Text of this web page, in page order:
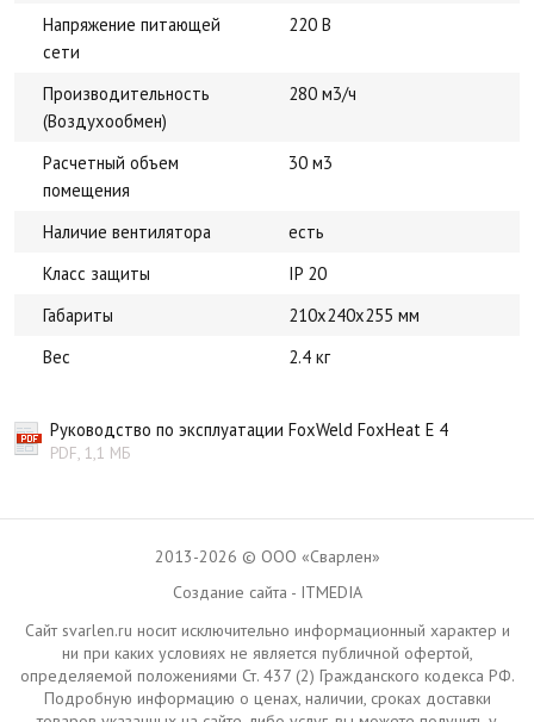
Напряжение питающей
сети
220 В
Производительность
(Воздухообмен)
280 м3/ч
Расчетный объем
помещения
30 м3
Наличие вентилятора
есть
Класс защиты
IP 20
Габариты
210х240х255 мм
Вес
2.4 кг
Руководство по эксплуатации FoxWeld FoxHeat E 4
PDF, 1,1 МБ
2013-2026 © ООО «Сварлен»
Создание сайта - ITMEDIA
Сайт svarlen.ru носит исключительно информационный характер и
ни при каких условиях не является публичной офертой,
определяемой положениями Ст. 437 (2) Гражданского кодекса РФ.
Подробную информацию о ценах, наличии, сроках доставки